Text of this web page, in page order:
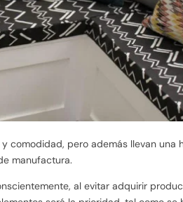
comodidad, pero además llevan una
manufactura.
al evitar adquirir